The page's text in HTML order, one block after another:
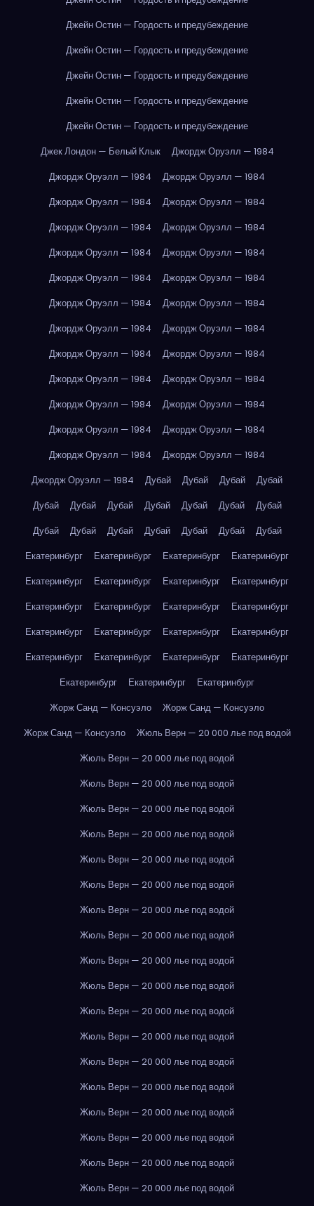
Джейн Остин — Гордость и предубеждение
Джейн Остин — Гордость и предубеждение
Джейн Остин — Гордость и предубеждение
Джейн Остин — Гордость и предубеждение
Джейн Остин — Гордость и предубеждение
Джек Лондон — Белый Клык
Джордж Оруэлл — 1984
Джордж Оруэлл — 1984
Джордж Оруэлл — 1984
Джордж Оруэлл — 1984
Джордж Оруэлл — 1984
Джордж Оруэлл — 1984
Джордж Оруэлл — 1984
Джордж Оруэлл — 1984
Джордж Оруэлл — 1984
Джордж Оруэлл — 1984
Джордж Оруэлл — 1984
Джордж Оруэлл — 1984
Джордж Оруэлл — 1984
Джордж Оруэлл — 1984
Джордж Оруэлл — 1984
Джордж Оруэлл — 1984
Джордж Оруэлл — 1984
Джордж Оруэлл — 1984
Джордж Оруэлл — 1984
Джордж Оруэлл — 1984
Джордж Оруэлл — 1984
Джордж Оруэлл — 1984
Джордж Оруэлл — 1984
Джордж Оруэлл — 1984
Джордж Оруэлл — 1984
Джордж Оруэлл — 1984
Дубай Дубай Дубай
Дубай
Дубай
Дубай Дубай Дубай Дубай Дубай
Дубай
Дубай
Дубай Дубай Дубай Дубай Дубай
Дубай
Екатеринбург
Екатеринбург Екатеринбург
Екатеринбург
Екатеринбург
Екатеринбург Екатеринбург
Екатеринбург
Екатеринбург
Екатеринбург Екатеринбург
Екатеринбург
Екатеринбург
Екатеринбург Екатеринбург
Екатеринбург
Екатеринбург
Екатеринбург Екатеринбург
Екатеринбург
Екатеринбург
Екатеринбург
Екатеринбург
Жорж Санд — Консуэло
Жорж Санд — Консуэло
Жорж Санд — Консуэло
Жюль Верн — 20 000 лье под водой
Жюль Верн — 20 000 лье под водой
Жюль Верн — 20 000 лье под водой
Жюль Верн — 20 000 лье под водой
Жюль Верн — 20 000 лье под водой
Жюль Верн — 20 000 лье под водой
Жюль Верн — 20 000 лье под водой
Жюль Верн — 20 000 лье под водой
Жюль Верн — 20 000 лье под водой
Жюль Верн — 20 000 лье под водой
Жюль Верн — 20 000 лье под водой
Жюль Верн — 20 000 лье под водой
Жюль Верн — 20 000 лье под водой
Жюль Верн — 20 000 лье под водой
Жюль Верн — 20 000 лье под водой
Жюль Верн — 20 000 лье под водой
Жюль Верн — 20 000 лье под водой
Жюль Верн — 20 000 лье под водой
Жюль Верн — 20 000 лье под водой